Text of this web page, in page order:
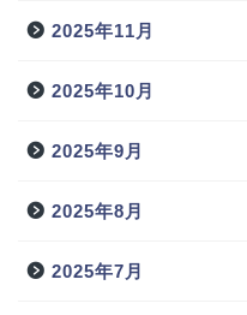
2025年11月
2025年10月
2025年9月
2025年8月
2025年7月